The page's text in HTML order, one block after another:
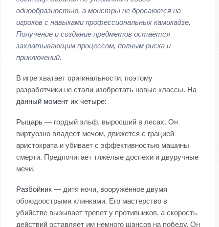
однообразностью, а монстры не бросаются на
игроков с навыками профессиональных камикадзе.
Получение и создание предметов остаётся
захватывающим процессом, полным риска и
приключений.
В игре хватает оригинальности, поэтому
разработчики не стали изобретать новые классы. На
данный момент их четыре:
Рыцарь — гордый эльф, выросший в лесах. Он
виртуозно владеет мечом, движется с грацией
аристократа и убивает с эффективностью машины
смерти. Предпочитает тяжёлые доспехи и двуручные
мечи.
Разбойник — дитя ночи, вооружённое двумя
обоюдоострыми клинками. Его мастерство в
убийстве вызывает трепет у противников, а скорость
действий оставляет им немного шансов на победу. Он